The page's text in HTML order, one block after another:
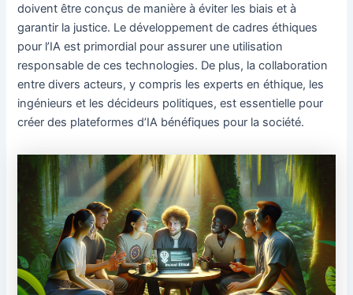
doivent être conçus de manière à éviter les biais et à
garantir la justice. Le développement de cadres éthiques
pour l’IA est primordial pour assurer une utilisation
responsable de ces technologies. De plus, la collaboration
entre divers acteurs, y compris les experts en éthique, les
ingénieurs et les décideurs politiques, est essentielle pour
créer des plateformes d’IA bénéfiques pour la société.